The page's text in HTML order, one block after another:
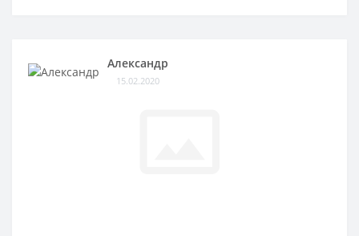
Александр
15.02.2020